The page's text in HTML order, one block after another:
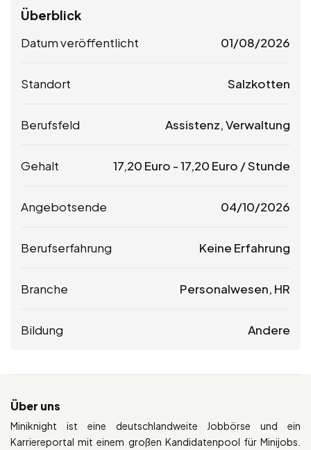
Überblick
Datum veröffentlicht 01/08/2026
Standort Salzkotten
Berufsfeld Assistenz, Verwaltung
Gehalt 17,20 Euro -17,20 Euro / Stunde
Angebotsende 04/10/2026
Berufserfahrung Keine Erfahrung
Branche Personalwesen, HR
Bildung Andere
Über uns
Miniknight ist eine deutschlandweite Jobbörse und ein
Karriereportal mit einem großen Kandidatenpool für Minijobs.